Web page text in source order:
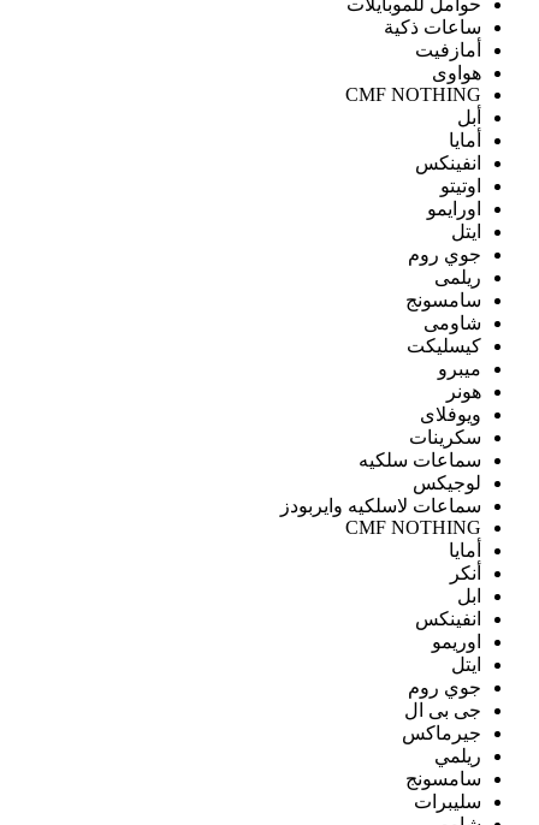
حوامل للموبايلات
ساعات ذكية
أمازفيت
هواوى
CMF NOTHING
أبل
أمايا
انفينكس
اوتيتو
اورايمو
ايتل
جوي روم
ريلمى
سامسونج
شاومى
كيسليكت
ميبرو
هونر
ويوفلاى
سكرينات
سماعات سلكيه
لوجيكس
سماعات لاسلكيه وايربودز
CMF NOTHING
أمايا
أنكر
ابل
انفينكس
اوريمو
ايتل
جوي روم
جى بى ال
جيرماكس
ريلمي
سامسونج
سليبرات